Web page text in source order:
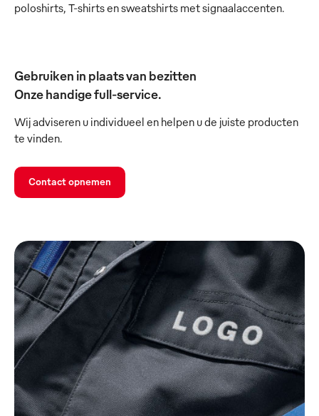
poloshirts, T-shirts en sweatshirts met signaalaccenten.
Gebruiken in plaats van bezitten
Onze handige full-service.
Wij adviseren u individueel en helpen u de juiste producten
te vinden.
Contact opnemen